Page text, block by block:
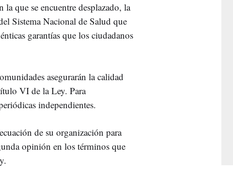
que se encuentre desplazado, la
Sistema Nacional de Salud que
garantías que los ciudadanos
asegurarán la calidad
VI de la Ley. Para
independientes.
de su organización para
opinión en los términos que